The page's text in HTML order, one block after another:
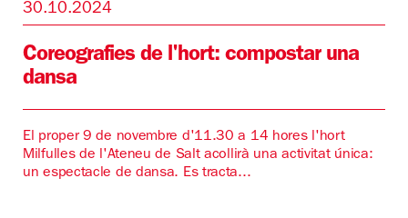
30.10.2024
Coreografies de l'hort: compostar una
dansa
El proper 9 de novembre d'11.30 a 14 hores l'hort
Milfulles de l'Ateneu de Salt acollirà una activitat única:
un espectacle de dansa. Es tracta...